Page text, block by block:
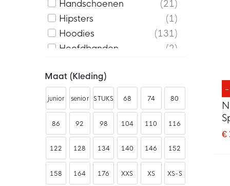
€
Handschoenen
21
Hipsters
1
Hoodies
131
Hoofdbanden
2
Korte Broeken
Lange Broeken
Mutsen
7
Nekwarmers
9
Shirts
1000+
Sjaals
3
Sokken
141
Maat (kleding)
junior senior STUKS 68 74 80
86 92 98 104 110 116
122 128 134 140 146 152
158 164 176 XXS XS XS-S